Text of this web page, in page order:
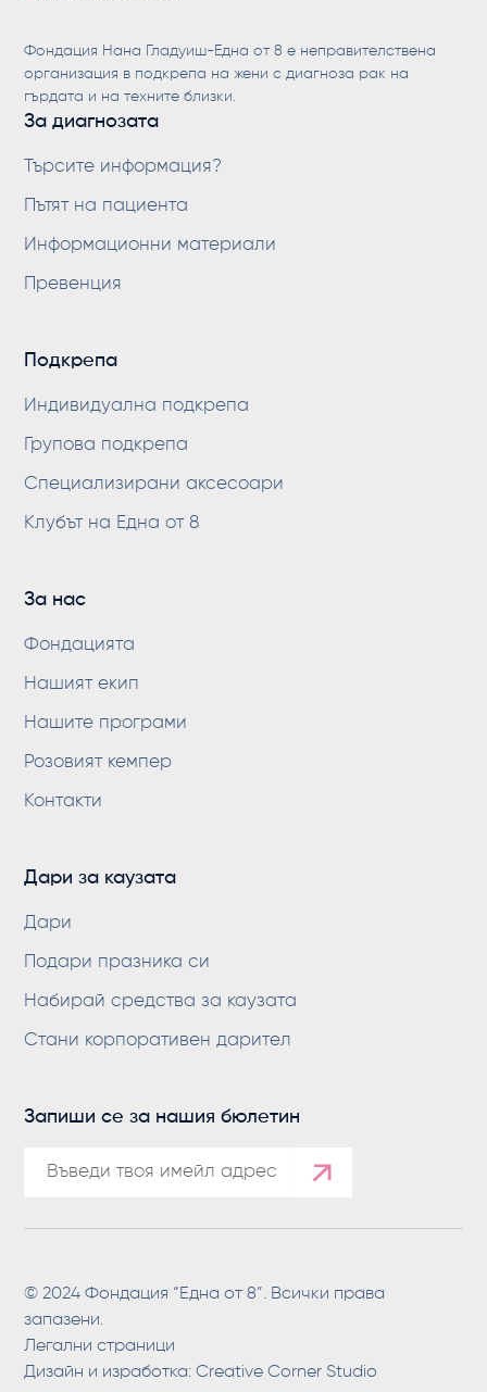
Фондация Нана Гладуиш-Една от 8 е неправителствена
организация в подкрепа на жени с диагноза рак на
гърдата и на техните близки.
За диагнозата
Търсите информация?
Пътят на пациента
Информационни материали
Превенция
Подкрепа
Индивидуална подкрепа
Групова подкрепа
Специализирани аксесоари
Клубът на Една от 8
За нас
Фондацията
Нашият екип
Нашите програми
Розовият кемпер
Контакти
Дари за каузата
Дари
Подари празника си
Набирай средства за каузата
Стани корпоративен дарител
Запиши се за нашия бюлетин
© 2024 Фондация “Една от 8”. Всички права
запазени.
Легални страници
Дизайн и изработка:Creative Corner Studio